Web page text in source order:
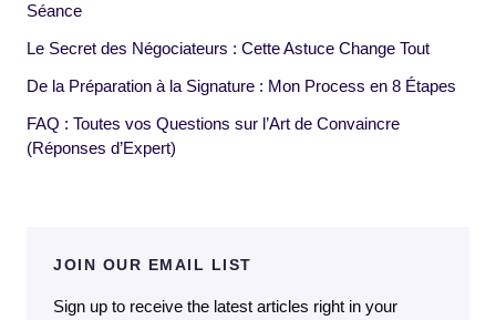
Séance
Le Secret des Négociateurs : Cette Astuce Change Tout
De la Préparation à la Signature : Mon Process en 8 Étapes
FAQ : Toutes vos Questions sur l’Art de Convaincre
(Réponses d’Expert)
JOIN OUR EMAIL LIST
Sign up to receive the latest articles right in your